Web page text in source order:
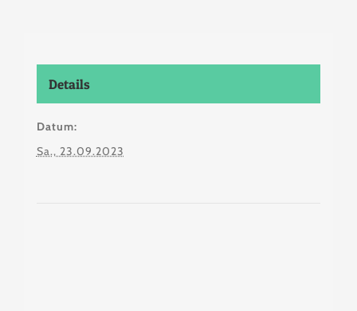
Details
Datum:
Sa., 23.09.2023